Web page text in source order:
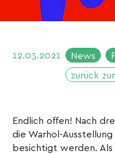
12.03.2021 News
zurück
Endlich offen! Nach
die Warhol-Ausstellung
besichtigt werden. Als